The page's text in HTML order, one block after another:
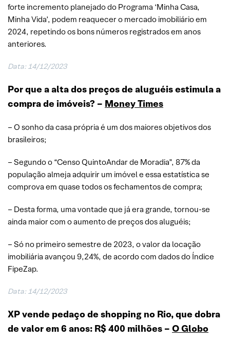
forte incremento planejado do Programa ‘Minha Casa,
Minha Vida’, podem reaquecer o mercado imobiliário em
2024, repetindo os bons números registrados em anos
anteriores.
Data: 14/12/2023
Por que a alta dos preços de aluguéis estimula a
compra de imóveis? – Money Times
– O sonho da casa própria é um dos maiores objetivos dos
brasileiros;
– Segundo o “Censo QuintoAndar de Moradia”, 87% da
população almeja adquirir um imóvel e essa estatística se
comprova em quase todos os fechamentos de compra;
– Desta forma, uma vontade que já era grande, tornou-se
ainda maior com o aumento de preços dos aluguéis;
– Só no primeiro semestre de 2023, o valor da locação
imobiliária avançou 9,24%, de acordo com dados do Índice
FipeZap.
Data: 14/12/2023
XP vende pedaço de shopping no Rio, que dobra
de valor em 6 anos: R$ 400 milhões – O Globo